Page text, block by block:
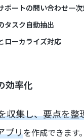
ポートの問い合わせ一
タスク自動抽出
ローカライズ対応
効率化
収集し、要点を整
プリを作成できます